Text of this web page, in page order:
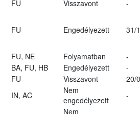
FU Visszavont
-
FU Engedélyezett 31/
FU, NE Folyamatban
-
BA, FU, HB Engedélyezett
-
FU Visszavont
20/
IN, AC
Nem
engedélyezett
-
Nem